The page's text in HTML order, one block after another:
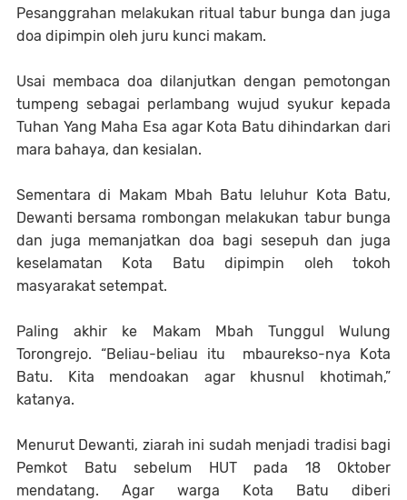
Pesanggrahan melakukan ritual tabur bunga dan juga
doa dipimpin oleh juru kunci makam.
Usai membaca doa dilanjutkan dengan pemotongan
tumpeng sebagai perlambang wujud syukur kepada
Tuhan Yang Maha Esa agar Kota Batu dihindarkan dari
mara bahaya, dan kesialan.
Sementara di Makam Mbah Batu leluhur Kota Batu,
Dewanti bersama rombongan melakukan tabur bunga
dan juga memanjatkan doa bagi sesepuh dan juga
keselamatan Kota Batu dipimpin oleh tokoh
masyarakat setempat.
Paling akhir ke Makam Mbah Tunggul Wulung
Torongrejo. “Beliau-beliau itu mbaurekso-nya Kota
Batu. Kita mendoakan agar khusnul khotimah,”
katanya.
Menurut Dewanti, ziarah ini sudah menjadi tradisi bagi
Pemkot Batu sebelum HUT pada 18 Oktober
mendatang. Agar warga Kota Batu diberi